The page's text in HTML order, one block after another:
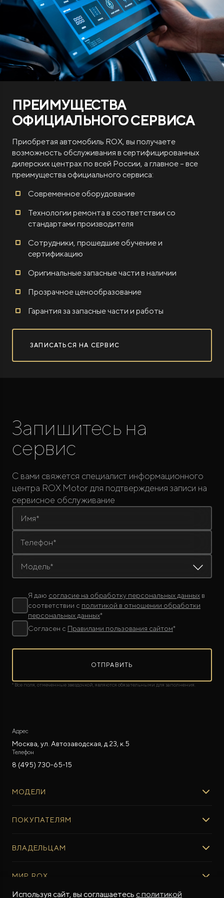
от 9 300 000 ₽*
ПРЕИМУЩЕСТВА
ОФИЦИАЛЬНОГО СЕРВИСА
Приобретая автомобиль ROX, вы получаете
возможность обслуживания в сертифицированных
дилерских центрах по всей России, а главное – все
преимущества официального сервиса:
Современное оборудование
Технологии ремонта в соответствии со
стандартами производителя
Сотрудники, прошедшие обучение и
сертификацию
Оригинальные запасные части в наличии
Прозрачное ценообразование
Гарантия за запасные части и работы
ЗАПИСАТЬСЯ НА СЕРВИС
Запишитесь на
сервис
С вами свяжется специалист информационного
центра ROX Motor для подтверждения записи на
сервисное обслуживание
Имя*
Телефон*
Модель*
Я даю согласие на обработку персональных данных в
соответствии с политикой в отношении обработки
персональных данных*
Согласен с Правилами пользования сайтом*
ОТПРАВИТЬ
* Все поля, отмеченные звездочкой, являются обязательными для заполнения.
Адрес
Москва, ул. Автозаводская, д.23, к.5
Телефон
8 (495) 730-65-15
МОДЕЛИ
ROX ADAMAS
ПОКУПАТЕЛЯМ
Авто в наличии
Тест-драйв
Специальные предложения
ВЛАДЕЛЬЦАМ
Регламент ТО
МИР ROX
О БРЕНДЕ
Используя сайт, вы соглашаетесь с политикой